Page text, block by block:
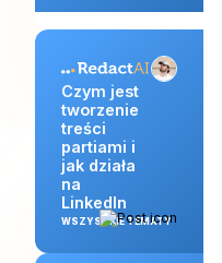
Czym jest
tworzenie
treści
partiami i
jak działa
na
LinkedIn
WSZYSTKIE TEMATY